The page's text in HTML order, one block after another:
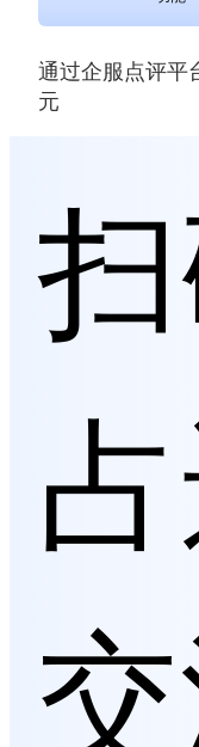
通过企服点评平
元